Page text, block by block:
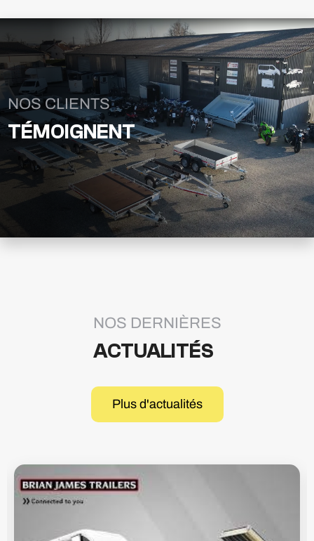
NOS CLIENTS
TÉMOIGNENT
NOS DERNIÈRES
ACTUALITÉS
Plus d'actualités